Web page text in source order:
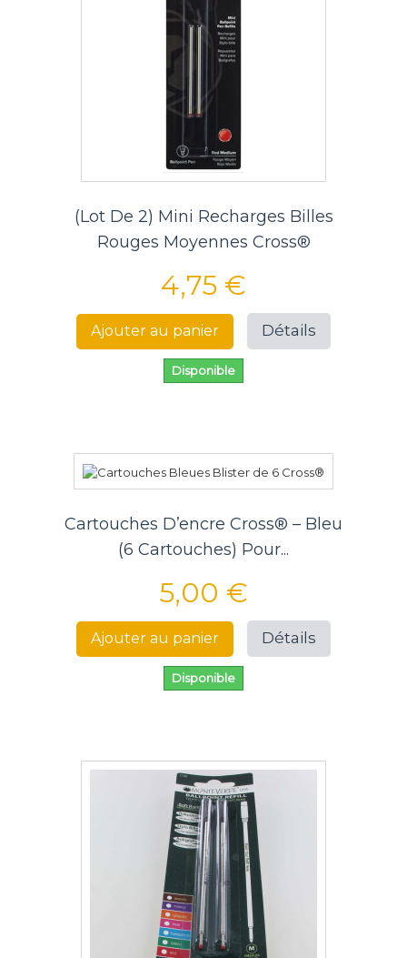
(Lot De 2) Mini Recharges Billes
Rouges Moyennes Cross®
4,75 €
Ajouter au panier Détails
Disponible
Cartouches D’encre Cross® – Bleu
(6 Cartouches) Pour...
5,00 €
Ajouter au panier Détails
Disponible